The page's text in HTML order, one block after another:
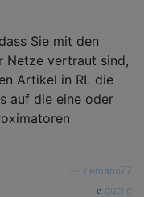
Sie mit den
Netze vertraut sind,
Artikel in RL die
auf die eine oder
riemann77
quelle